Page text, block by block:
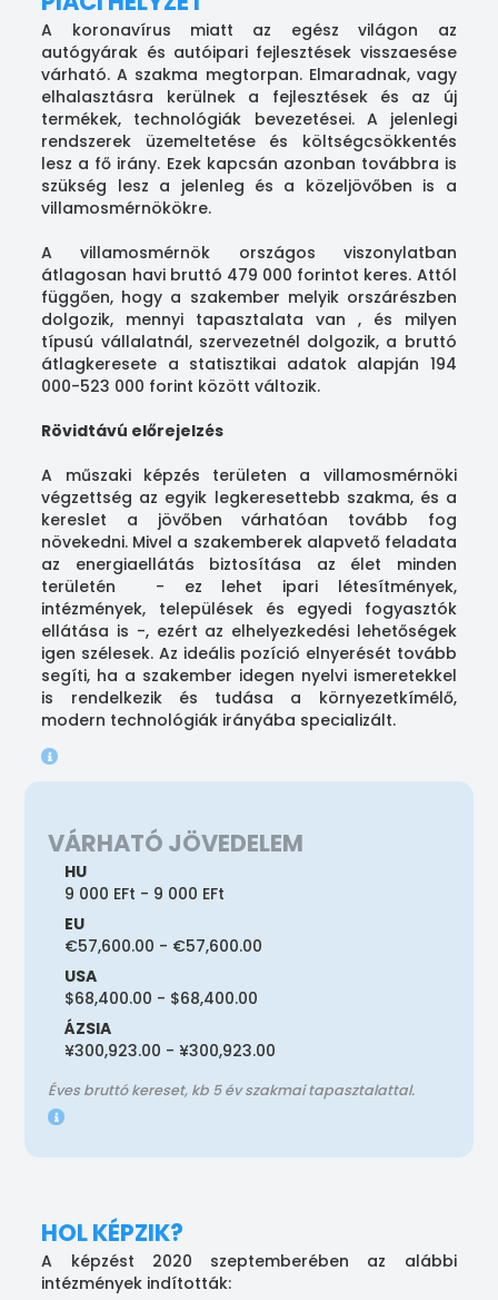
A koronavírus miatt az egész világon az
autógyárak és autóipari fejlesztések visszaesése
várható. A szakma megtorpan. Elmaradnak, vagy
elhalasztásra kerülnek a fejlesztések és az új
termékek, technológiák bevezetései. A jelenlegi
rendszerek üzemeltetése és költségcsökkentés
lesz a fő irány. Ezek kapcsán azonban továbbra is
szükség lesz a jelenleg és a közeljövőben is a
villamosmérnökökre.
A villamosmérnök országos viszonylatban
átlagosan havi bruttó 479 000 forintot keres. Attól
függően, hogy a szakember melyik orszárészben
dolgozik, mennyi tapasztalata van , és milyen
típusú vállalatnál, szervezetnél dolgozik, a bruttó
átlagkeresete a statisztikai adatok alapján 194
000-523 000 forint között változik.
Rövidtávú előrejelzés
A műszaki képzés területen a villamosmérnöki
végzettség az egyik legkeresettebb szakma, és a
kereslet a jövőben várhatóan tovább fog
növekedni. Mivel a szakemberek alapvető feladata
az energiaellátás biztosítása az élet minden
területén - ez lehet ipari létesítmények,
intézmények, települések és egyedi fogyasztók
ellátása is -, ezért az elhelyezkedési lehetőségek
igen szélesek. Az ideális pozíció elnyerését tovább
segíti, ha a szakember idegen nyelvi ismeretekkel
is rendelkezik és tudása a környezetkímélő,
modern technológiák irányába specializált.
VÁRHATÓ JÖVEDELEM
HU
9 000 EFt - 9 000 EFt
EU
€57,600.00 - €57,600.00
USA
$68,400.00 - $68,400.00
ÁZSIA
¥300,923.00 - ¥300,923.00
Éves bruttó kereset, kb 5 év szakmai tapasztalattal.
HOL KÉPZIK?
A képzést 2020 szeptemberében az alábbi
intézmények indították: